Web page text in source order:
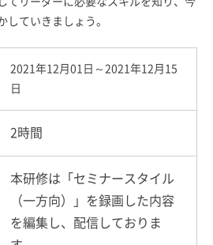
していきましょう。
2021年12月01日～2021年12月15
日
2時間
本研修は「セミナースタイル
（一方向）」を録画した内容
を編集し、配信しておりま